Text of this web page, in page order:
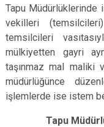
Tapu Müdürlüklerinde
vekilleri
temsilcileri
mülkiyetten gayri
taşınmaz mal maliki
müdürlüğünce
işlemlerde ise istem
Tapu